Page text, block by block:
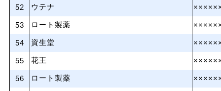
52 ウテナ
53 ロート製薬
54 資生堂
55 花王
56 ロート製薬